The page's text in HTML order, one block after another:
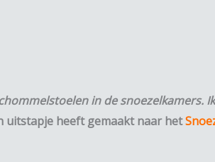
in de
uitstapje heeft gemaakt naar het